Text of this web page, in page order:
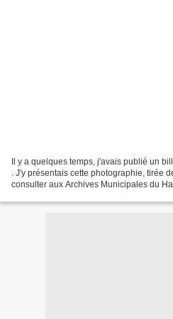
Il y a quelques temps, j'avais publié un
. J'y présentais cette photographie, tirée
consulter aux Archives Municipales du